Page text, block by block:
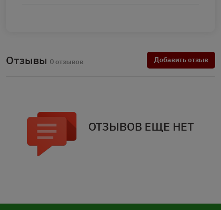
Отзывы 0 отзывов Добавить отзыв
ОТЗЫВОВ ЕЩЕ НЕТ